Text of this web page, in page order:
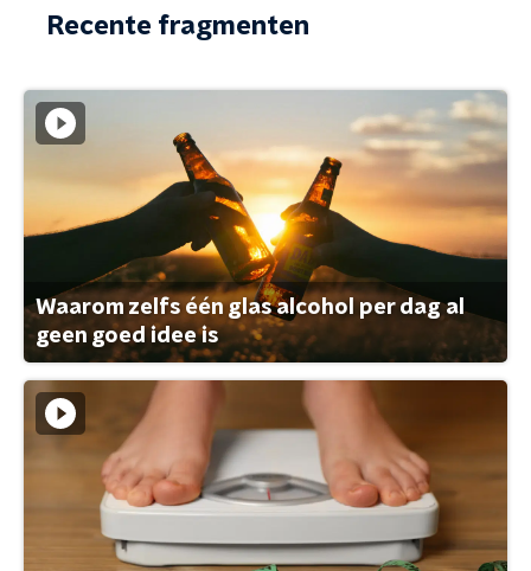
Recente fragmenten
Waarom zelfs één glas alcohol per dag al
geen goed idee is